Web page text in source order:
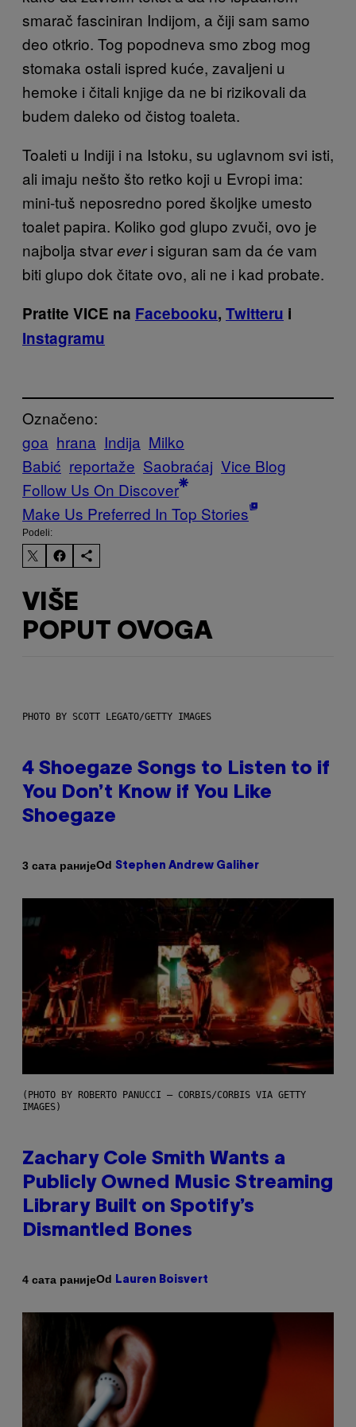
smarač fasciniran Indijom, a čiji sam samo
deo otkrio. Tog popodneva smo zbog mog
stomaka ostali ispred kuće, zavaljeni u
hemoke i čitali knjige da ne bi rizikovali da
budem daleko od čistog toaleta.
Toaleti u Indiji i na Istoku, su uglavnom svi isti,
ali imaju nešto što retko koji u Evropi ima:
mini-tuš neposredno pored školjke umesto
toalet papira. Koliko god glupo zvuči, ovo je
najbolja stvareveri siguran sam da će vam
biti glupo dok čitate ovo, ali ne i kad probate.
Pratite VICE na Facebooku, Twitteru i
Instagramu
Označeno:
goa hrana Indija Milko
Babić reportaže Saobraćaj Vice Blog
Follow Us On Discover
Make Us Preferred In Top Stories
Podeli:
VIŠE
POPUT OVOGA
PHOTO BY SCOTT LEGATO/GETTY IMAGES
4 Shoegaze Songs to Listen to if
You Don’t Know if You Like
Shoegaze
3 сата ранијеOd Stephen Andrew Galiher
(PHOTO BY ROBERTO PANUCCI – CORBIS/CORBIS VIA GETTY
IMAGES)
Zachary Cole Smith Wants a
Publicly Owned Music Streaming
Library Built on Spotify’s
Dismantled Bones
4 сата ранијеOd Lauren Boisvert